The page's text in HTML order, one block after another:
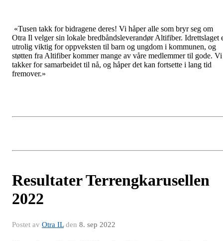
«Tusen takk for bidragene deres! Vi håper alle som bryr seg om
Otra Il velger sin lokale bredbåndsleverandør Altifiber. Idrettslaget
utrolig viktig for oppveksten til barn og ungdom i kommunen, og
støtten fra Altifiber kommer mange av våre medlemmer til gode. Vi
takker for samarbeidet til nå, og håper det kan fortsette i lang tid
fremover.»
Resultater Terrengkarusellen
2022
Postet av Otra ILden 8. sep 2022